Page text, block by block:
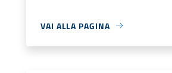
VAI ALLA PAGINA